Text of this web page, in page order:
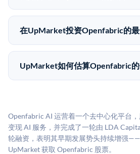
为FINRA注册的经纪交易商促成这
理合规、文件和结算事宜。
Pre-IPO持股主要有两种退出途径
售给其他买家，或持有直到公司完
市场条件。任何退出的时间都是不
做好多年持有的准备。
在UpMarket投资Openfabric的最
UpMarket上大多数Pre-IPO产品的
50,000美元。具体金额可能因产品
UpMarket如何估算Openfabric的
司可比倍数应用私有公司折扣，以
息不对称。此估值不构成投资建议
格存在重大差异。
Openfabric AI 运营着一个去中心化平台
变现 AI 服务，并完成了一轮由 LDA
轮融资，表明其早期发展势头持续增强
UpMarket 获取 Openfabric 股票。